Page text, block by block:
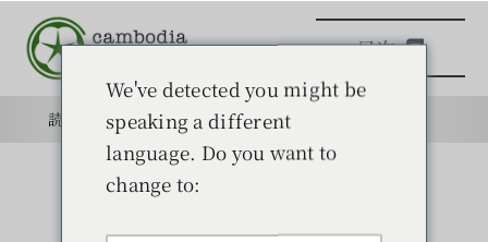
キ
目次
読みもの 目的
We've detected you might be
speaking a different
language. Do you want to
change to: